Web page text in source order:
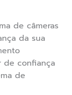
de câmeras
da sua
confiança
de